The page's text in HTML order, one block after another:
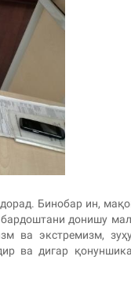
Бинобар ин,
бардоштани донишу
ва экстремизм,
ва дигар